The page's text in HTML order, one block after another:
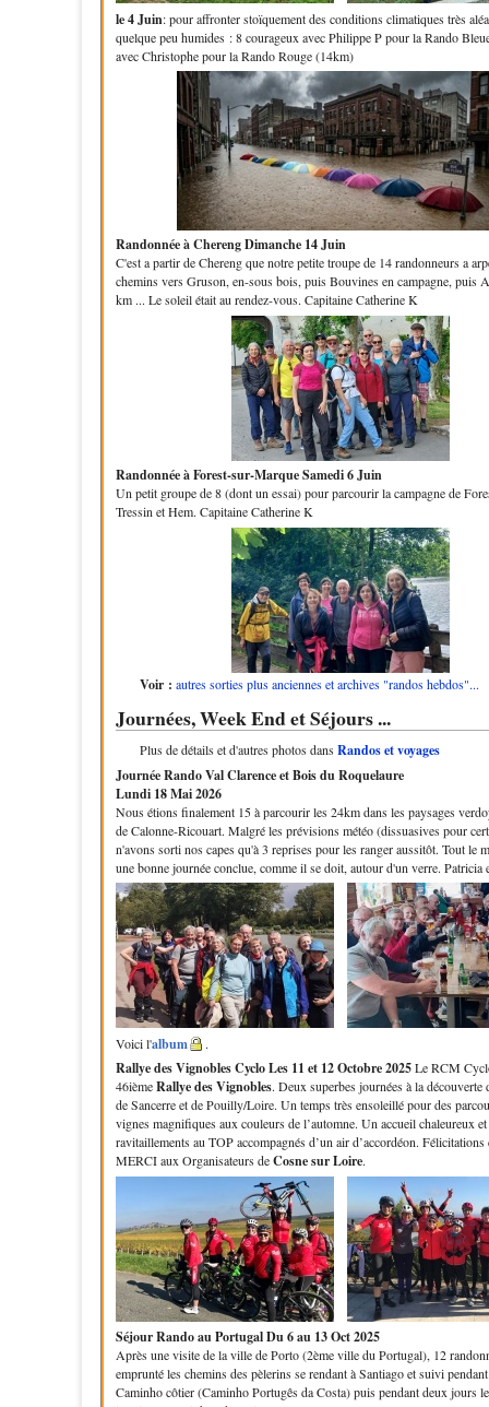
le 4 Juin: pour affronter stoïquement des conditions climatiques très
quelque peu humides : 8 courageux avec Philippe P pour la Rando
avec Christophe pour la Rando Rouge (14km)
Randonnée à Chereng Dimanche 14 Juin
C'est a partir de Chereng que notre petite troupe de 14 randonneurs a
chemins vers Gruson, en-sous bois, puis Bouvines en campagne, puis
km ... Le soleil était au rendez-vous. Capitaine Catherine K
Randonnée à Forest-sur-Marque Samedi 6 Juin
Un petit groupe de 8 (dont un essai) pour parcourir la campagne de
Tressin et Hem. Capitaine Catherine K
Voir : autres sorties plus anciennes et archives "randos hebdos"...
Journées, Week End et Séjours ...
Plus de détails et d'autres photos dans Randos et voyages
Journée Rando Val Clarence et Bois du Roquelaure
Lundi 18 Mai 2026
Nous étions finalement 15 à parcourir les 24km dans les paysages
de Calonne-Ricouart. Malgré les prévisions météo (dissuasives pour
n'avons sorti nos capes qu'à 3 reprises pour les ranger aussitôt. Tout le
une bonne journée conclue, comme il se doit, autour d'un verre. Patricia
Voici l'album .
Rallye des Vignobles CycloLes 11 et 12 Octobre 2025Le RCM
46ièmeRallye des Vignobles. Deux superbes journées à la découverte
de Sancerre et de Pouilly/Loire. Un temps très ensoleillé pour des
vignes magnifiques aux couleurs de l’automne. Un accueil chaleureux et
ravitaillements au TOP accompagnés d’un air d’accordéon. Félicitations
MERCI aux Organisateurs deCosne sur Loire.
Séjour Rando au PortugalDu 6 au 13 Oct 2025
Après une visite de la ville de Porto (2ème ville du Portugal), 12
emprunté les chemins des pèlerins se rendant à Santiago et suivi
Caminho côtier (Caminho Portugês da Costa) puis pendant deux jours